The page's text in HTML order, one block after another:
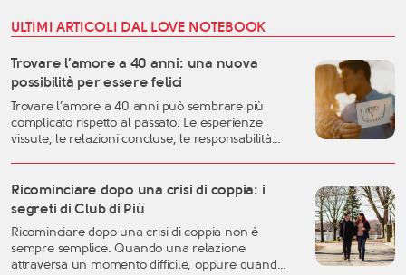
ULTIMI ARTICOLI DAL LOVE NOTEBOOK
Trovare l’amore a 40 anni: una nuova
possibilità per essere felici
Trovare l’amore a 40 anni può sembrare più
complicato rispetto al passato. Le esperienze
vissute, le relazioni concluse, le responsabilità
fase della vita può rappresentare uno dei
momenti migliori per costruire una relazione
autentica, consapevole e duratura. A
quarant’anni si possiedono generalmente una
[…]
Ricominciare dopo una crisi di coppia: i
segreti di Club di Più
Ricominciare dopo una crisi di coppia non è
sempre semplice. Quando una relazione
attraversa un momento difficile, oppure quando